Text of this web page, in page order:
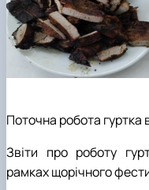
Поточна робота гуртка
Звіти про роботу
рамках щорічного